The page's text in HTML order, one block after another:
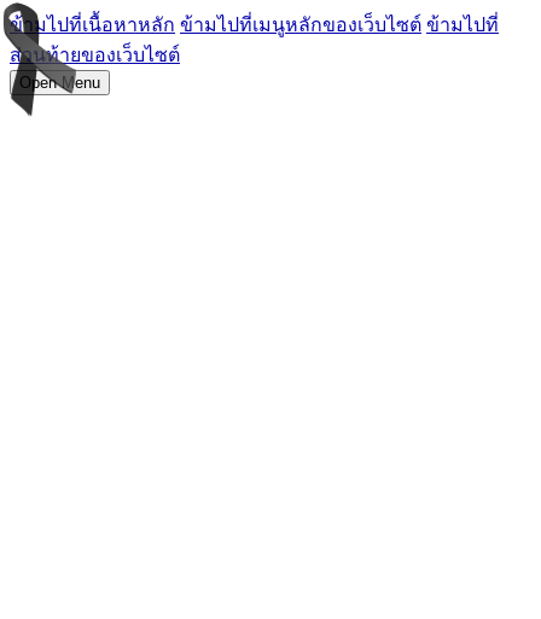
ข้ามไปที่เนื้อหาหลัก ข้ามไปที่เมนูหลักของเว็บไซต์ ข้ามไปที่
ส่วนท้ายของเว็บไซต์
Open Menu